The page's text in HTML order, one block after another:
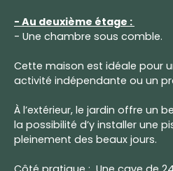
- Au deuxième étage :
- Une chambre sous comble.
Cette maison est idéale pour
activité indépendante ou un
À l’extérieur, le jardin offre un
la possibilité d’y installer une
pleinement des beaux jours.